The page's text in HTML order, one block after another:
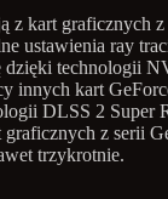
z kart graficznych
ustawienia ray
dzięki technologii
innych kart
DLSS 2 Super
z serii
trzykrotnie.